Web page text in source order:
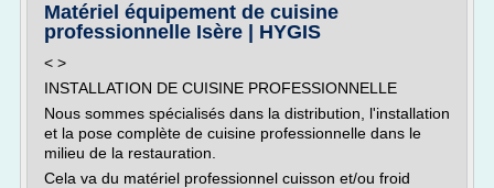
Matériel équipement de cuisine
professionnelle Isère | HYGIS
< >
INSTALLATION DE CUISINE PROFESSIONNELLE
Nous sommes spécialisés dans la distribution, l'installation
et la pose complète de cuisine professionnelle dans le
milieu de la restauration.
Cela va du matériel professionnel cuisson et/ou froid